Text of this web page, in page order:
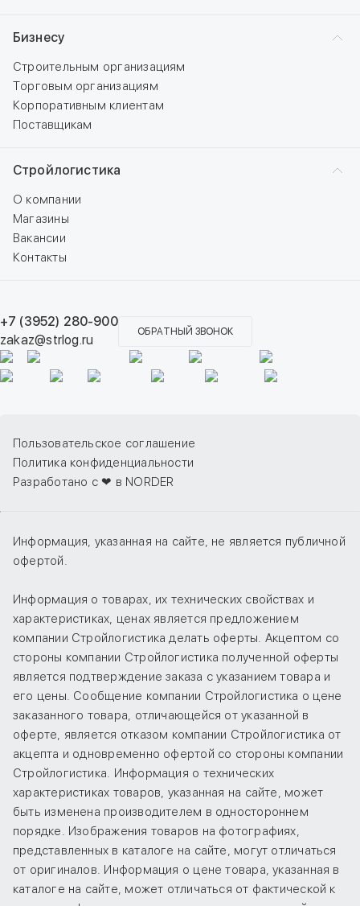
Бизнесу
Строительным организациям
Торговым организациям
Корпоративным клиентам
Поставщикам
Стройлогистика
О компании
Магазины
Вакансии
Контакты
+7 (3952) 280-900
zakaz@strlog.ru
ОБРАТНЫЙ ЗВОНОК
Пользовательское соглашение
Политика конфиденциальности
Разработано с ❤ в NORDER
Информация, указанная на сайте, не является публичной
офертой.
Информация о товарах, их технических свойствах и
характеристиках, ценах является предложением
компании Стройлогистика делать оферты. Акцептом со
стороны компании Стройлогистика полученной оферты
является подтверждение заказа с указанием товара и
его цены. Сообщение компании Стройлогистика о цене
заказанного товара, отличающейся от указанной в
оферте, является отказом компании Стройлогистика от
акцепта и одновременно офертой со стороны компании
Стройлогистика. Информация о технических
характеристиках товаров, указанная на сайте, может
быть изменена производителем в одностороннем
порядке. Изображения товаров на фотографиях,
представленных в каталоге на сайте, могут отличаться
от оригиналов. Информация о цене товара, указанная в
каталоге на сайте, может отличаться от фактической к